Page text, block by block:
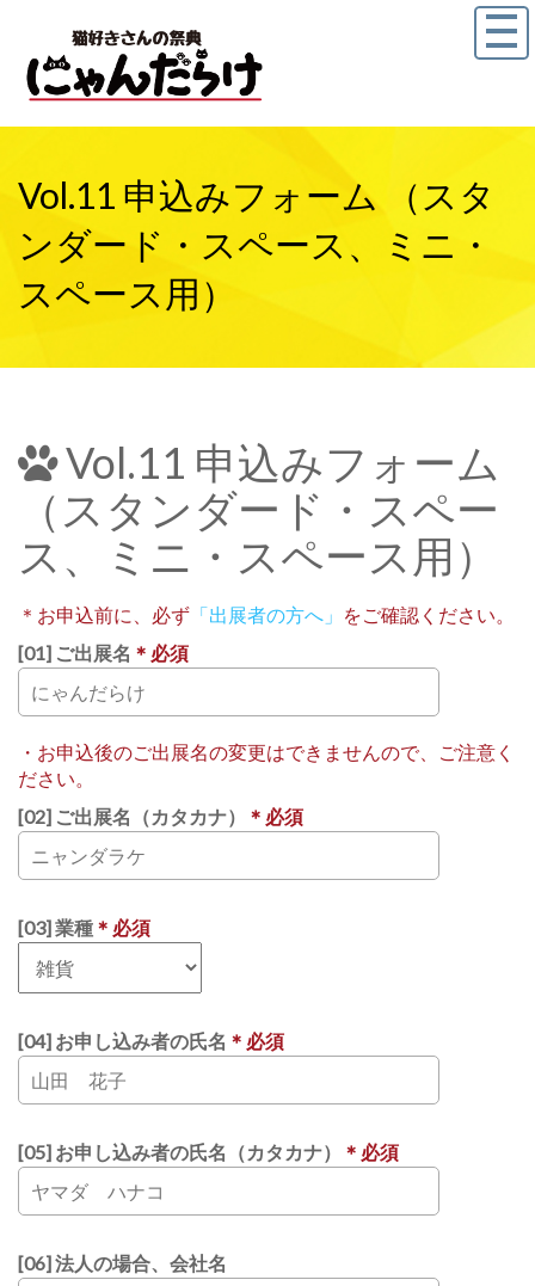
Vol.11 申込みフォーム （スタ
ンダード・スペース、ミニ・
スペース用）
Vol.11 申込みフォーム
（スタンダード・スペー
ス、ミニ・スペース用）
＊お申込前に、必ず 「出展者の方へ」 をご確認ください。
[01] ご出展名 ＊必須
・お申込後のご出展名の変更はできませんので、ご注意く
ださい。
[02] ご出展名（カタカナ）
＊必須
[03] 業種 ＊必須
[04] お申し込み者の氏名 ＊必須
[05] お申し込み者の氏名（カタカナ） ＊必須
[06] 法人の場合、会社名